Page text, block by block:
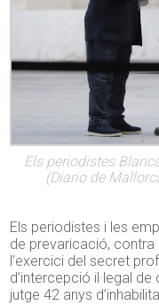
Els periodistes
(Diario de
Els periodistes i les
de prevaricació, contra
l’exercici del secret
d’intercepció il·legal
jutge 42 anys